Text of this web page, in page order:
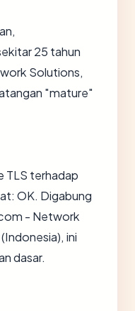
25 tahun
Solutions,
"mature"
TLS terhadap
OK. Digabung
- Network
ini
dasar.